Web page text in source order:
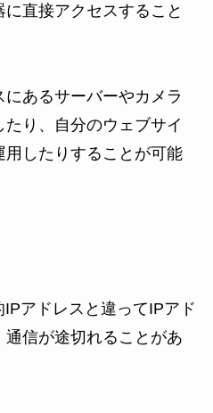
直接アクセスすること
あるサーバーやカメラ
り、自分のウェブサイ
用したりすることが可能
アドレスと違ってIPアド
信が途切れることがあ